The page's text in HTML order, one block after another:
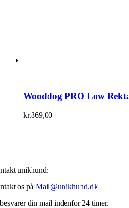
Wooddog PRO Low
kr.869,00
unikhund:
os på Mail@unikhund.dk
din mail indenfor 24 timer.